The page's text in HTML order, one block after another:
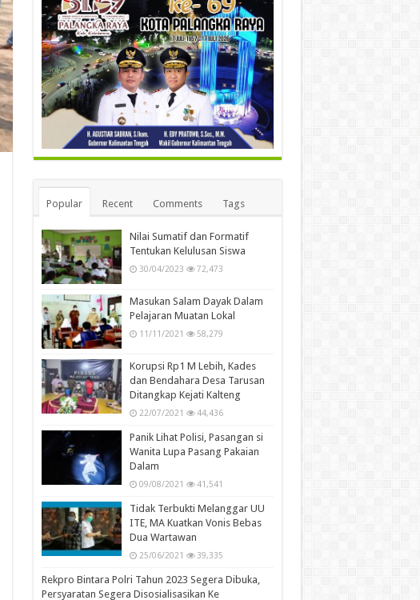
Popular Recent Comments Tags
Nilai Sumatif dan Formatif
Tentukan Kelulusan Siswa
30/04/2023 72,473
Masukan Salam Dayak Dalam
Pelajaran Muatan Lokal
11/11/2021 58,279
Korupsi Rp1 M Lebih, Kades
dan Bendahara Desa Tarusan
Ditangkap Kejati Kalteng
22/07/2021 44,436
Panik Lihat Polisi, Pasangan si
Wanita Lupa Pasang Pakaian
Dalam
09/08/2021 41,541
Tidak Terbukti Melanggar UU
ITE, MA Kuatkan Vonis Bebas
Dua Wartawan
25/06/2021 39,335
Rekpro Bintara Polri Tahun 2023 Segera Dibuka,
Persyaratan Segera Disosialisasikan Ke